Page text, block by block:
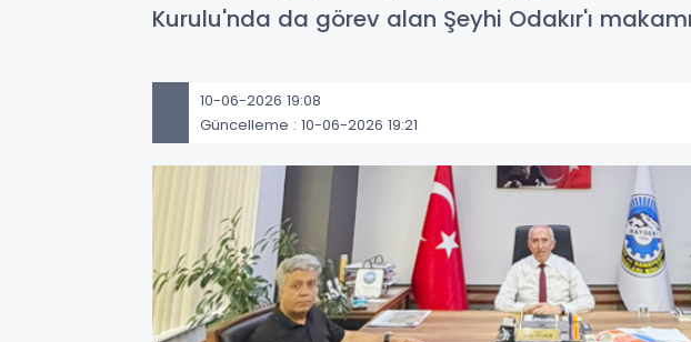
Kurulu'nda da görev alan Şeyhi Odakır'ı
10-06-2026 19:08
Güncelleme : 10-06-2026 19:21